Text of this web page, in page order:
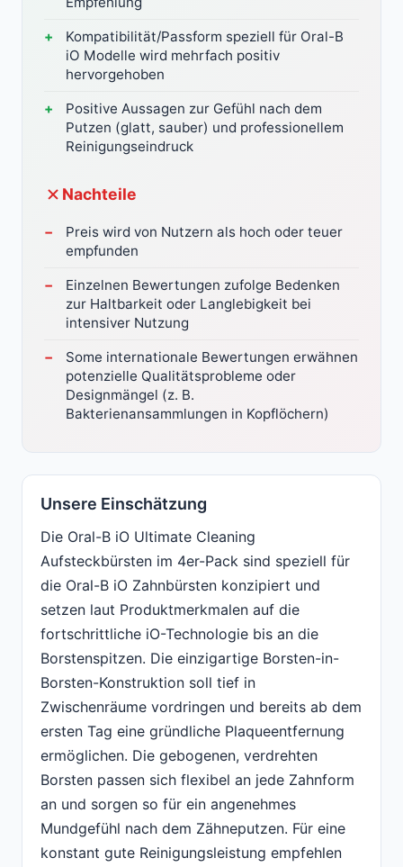
Kompatibilität/Passform speziell für Oral-B
iO Modelle wird mehrfach positiv
hervorgehoben
Positive Aussagen zur Gefühl nach dem
Putzen (glatt, sauber) und professionellem
Reinigungseindruck
Nachteile
Preis wird von Nutzern als hoch oder teuer
empfunden
Einzelnen Bewertungen zufolge Bedenken
zur Haltbarkeit oder Langlebigkeit bei
intensiver Nutzung
Some internationale Bewertungen erwähnen
potenzielle Qualitätsprobleme oder
Designmängel (z. B.
Bakterienansammlungen in Kopflöchern)
Unsere Einschätzung
Die Oral-B iO Ultimate Cleaning
Aufsteckbürsten im 4er-Pack sind speziell für
die Oral-B iO Zahnbürsten konzipiert und
setzen laut Produktmerkmalen auf die
fortschrittliche iO-Technologie bis an die
Borstenspitzen. Die einzigartige Borsten-in-
Borsten-Konstruktion soll tief in
Zwischenräume vordringen und bereits ab dem
ersten Tag eine gründliche Plaqueentfernung
ermöglichen. Die gebogenen, verdrehten
Borsten passen sich flexibel an jede Zahnform
an und sorgen so für ein angenehmes
Mundgefühl nach dem Zähneputzen. Für eine
konstant gute Reinigungsleistung empfehlen